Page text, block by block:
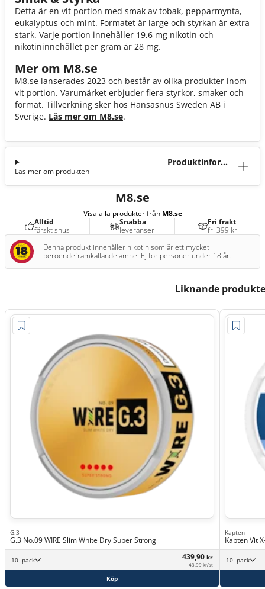
Detta är en vit portion med smak av tobak, pepparmynta,
eukalyptus och mint. Formatet är large och styrkan är extra
stark. Varje portion innehåller 19,6 mg nikotin och
nikotininnehållet per gram är 28 mg.
Mer om M8.se
M8.se lanserades 2023 och består av olika produkter inom
vit portion. Varumärket erbjuder flera styrkor, smaker och
format. Tillverkning sker hos Hansasnus Sweden AB i
Sverige. Läs mer om M8.se.
Produktinforma
Läs mer om produkten
M8.se
Visa alla produkter från M8.se
Alltid
färskt snus
Snabba
leveranser
Fri frakt
fr. 399 kr
Denna produkt innehåller nikotin som är ett mycket
beroendeframkallande ämne. Ej för personer under 18 år.
Liknande
G.3
G.3 No.09 WIRE Slim White Dry Super Strong
10 -pack 439,90 kr
43,99 kr/st
Köp
Kapten
Kapten Vit
10 -pack